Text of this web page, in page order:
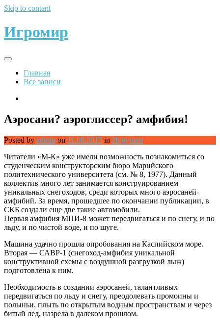
Skip to content
Игромир
Главная
Все записи
Аэросани? аэроглиссер? амфибия!
Posted by admin on 11.08.2015 in Игрушки
Читатели «М-К» уже имели возможность познакомиться со
студенческим конструкторским бюро Марийского
политехнического университета (см. № 8, 1977). Данный
коллектив много лет занимается конструированием
уникальных снегоходов, среди которых много аэросаней-
амфибий. За время, прошедшее по окончании публикации, в
СКБ создали еще две такие автомобили.
Первая амфибия МПИ-8 может передвигаться и по снегу, и по
льду, и по чистой воде, и по шуге.
Машина удачно прошла опробования на Каспийском море.
Вторая — САВР-1 (снегоход-амфибия уникальной
конструктивной схемы с воздушной разгрузкой лыж)
подготовлена к ним.
Необходимость в создании аэросаней, талантливых
передвигаться по льду и снегу, преодолевать промоины и
полыньи, плыть по открытым водным пространствам и через
битый лед, назрела в далеком прошлом.